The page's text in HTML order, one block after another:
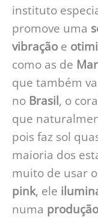
instituto
promove uma
vibração e
como as de
que também
no Brasil, o
que
pois faz sol
maioria dos
muito de usar o
pink, ele
numa produção